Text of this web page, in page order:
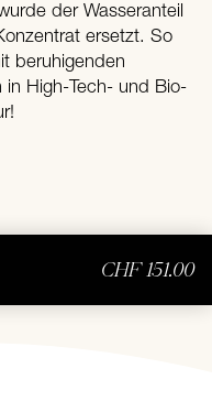
der Wasseranteil
ersetzt. So
beruhigenden
in High-Tech- und Bio-
CHF 151.00